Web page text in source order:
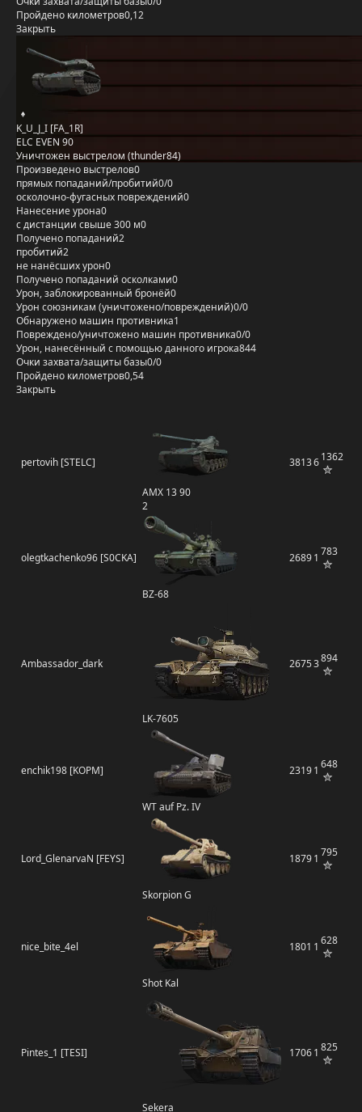
Пройдено километров0,12
Закрыть
K_U_J_I [FA_1R]
ELC EVEN 90
Уничтожен выстрелом (thunder84)
Произведено выстрелов0
прямых попаданий/пробитий0/0
осколочно-фугасных повреждений0
Нанесение урона0
с дистанции свыше 300 м0
Получено попаданий2
пробитий2
не нанёсших урон0
Получено попаданий осколками0
Урон, заблокированный бронёй0
Урон союзникам (уничтожено/повреждений)0/0
Обнаружено машин противника1
Повреждено/уничтожено машин противника0/0
Урон, нанесённый с помощью данного игрока844
Очки захвата/защиты базы0/0
Пройдено километров0,54
Закрыть
pertovih [STELC]
AMX 13 90
2
381361362
olegtkachenko96 [S0CKA]
BZ-68
26891 783
Ambassador_dark
LK-7605
26753894
enchik198 [KOPM]
WT auf Pz. IV
23191 648
Lord_GlenarvaN [FEYS]
Skorpion G
18791 795
nice_bite_4el
Shot Kal
1801 1 628
Pintes_1 [TESI]
Sekera
17061 825